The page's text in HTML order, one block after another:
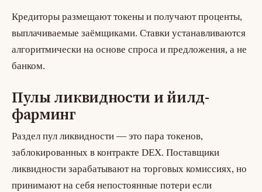
Кредиторы размещают токены и получают проценты,
выплачиваемые заёмщиками. Ставки устанавливаются
алгоритмически на основе спроса и предложения, а не
банком.
Пулы ликвидности и йилд-
фарминг
Раздел пул ликвидности — это пара токенов,
заблокированных в контракте DEX. Поставщики
ликвидности зарабатывают на торговых комиссиях, но
принимают на себя непостоянные потери если